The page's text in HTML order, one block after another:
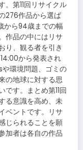
。第11回リサイクル
276作品から選ば
から94歳までの幅
作品の中にはリサ
り、観る者を引き
から発表され
や環境問題、ゴミの
の地球に対する思
す。まとめ第11回
る意識を高め、未
ベントです。リサ
じられることを願
加者は各自の作品